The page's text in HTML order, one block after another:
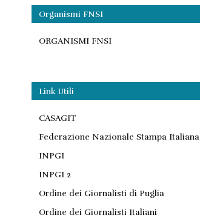
Organismi FNSI
ORGANISMI FNSI
Link Utili
CASAGIT
Federazione Nazionale Stampa Italiana
INPGI
INPGI 2
Ordine dei Giornalisti di Puglia
Ordine dei Giornalisti Italiani